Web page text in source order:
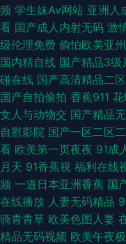
变态 日韩国产原创 肏屄图
Au 伊人久久超碰 中文资源
快播网 日韩天堂无码 欧美在
人大香蕉五月 久久激情成人
九精品 成人日韩有码 亚洲
区 91日韩国产影院 美女91
图 99热官方网站 成人视屏
频 学生妹Av网站 亚洲人
看 国产成人内射无码 激
级伦理免费 偷怕欧美亚
国内精自线 国产精品3级
碰在线 国产高清精品二区
国产自拍偷拍 香蕉911
女人与动物交 国产精品
自慰影院 国产一区二区
看 欧美第一页夜夜 91成
月天 91香蕉视 福利在线
频 一道日本亚洲香蕉 国
在线播放 人妻无码精品
骑青青草 欧美色图人妻
精品无码视频 欧美午夜